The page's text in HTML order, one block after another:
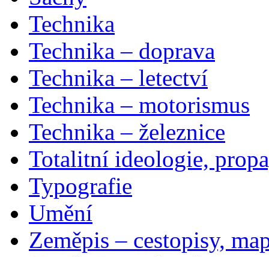
Technika
Technika – doprava
Technika – letectví
Technika – motorismus
Technika – železnice
Totalitní ideologie,
Typografie
Umění
Zeměpis – cestopisy,